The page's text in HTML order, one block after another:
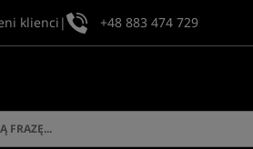
klienci | +48 883 474 729